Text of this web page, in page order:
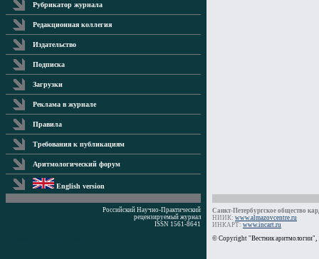
Рубрикатор журнала
Редакционная коллегия
Издательство
Подписка
Загрузки
Реклама в журнале
Правила
Требования к публикациям
Аритмологический форум
English version
Российский Научно-Практический
рецензируемый журнал
ISSN 1561-8641
Санкт-Петербургское общество
НИИК: www.almazovcentre.ru
ИНКАРТ: www.incart.ru
© Copyright "Вестник аритмологии",